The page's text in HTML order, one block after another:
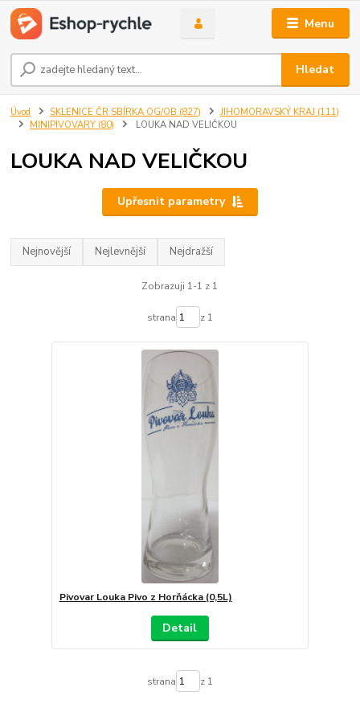
Menu
Hledat
Úvod SKLENICE ČR SBÍRKA OG/OB (827)
JIHOMORAVSKÝ KRAJ (111)
MINIPIVOVARY (80)
LOUKA NAD VELIČKOU
LOUKA NAD VELIČKOU
Upřesnit parametry
Nejnovější Nejlevnější Nejdražší
Zobrazuji 1-1 z 1
strana z 1
Pivovar Louka Pivo z Horňácka (0,5L)
Detail
strana z 1